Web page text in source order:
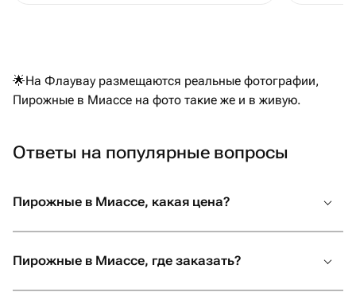
🌟На Флаувау размещаются реальные фотографии,
Пирожные в Миассе на фото такие же и в живую.
Ответы на популярные вопросы
Пирожные в Миассе, какая цена?
Пирожные в Миассе, где заказать?